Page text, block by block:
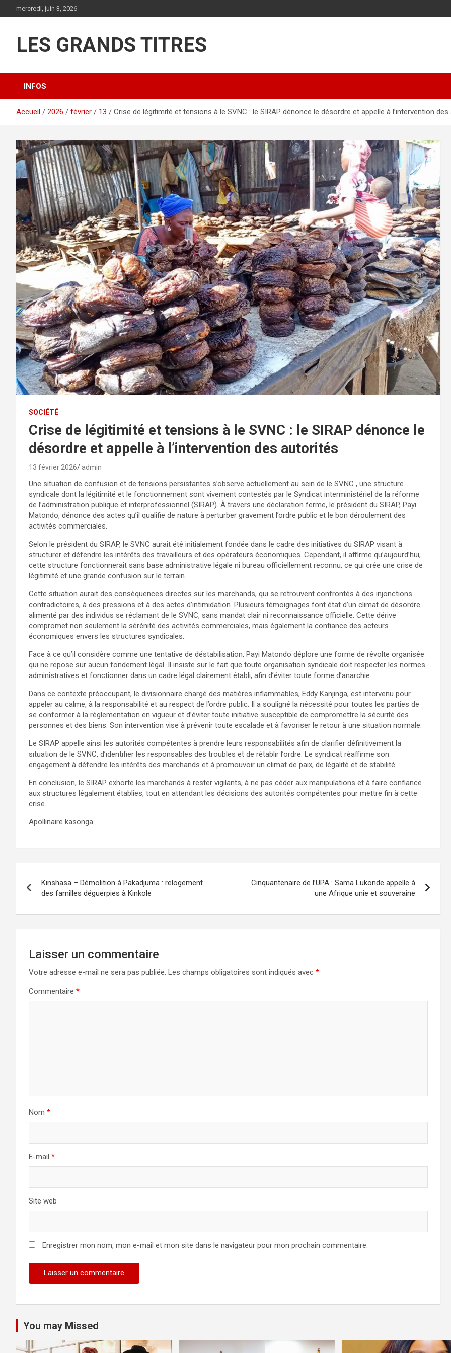
au
mercredi, juin 3, 2026
LES GRANDS TITRES
INFOS
Accueil 2026 février 13 Crise de légitimité et tensions à le SVNC : le SIRAP dénonce le désordre et appelle à l’intervention
SOCIÉTÉ
Crise de légitimité et tensions à le SVNC : le SIRAP dénonce le
désordre et appelle à l’intervention des autorités
13 février 2026 admin
Une situation de confusion et de tensions persistantes s’observe actuellement au sein de le SVNC , une structure
syndicale dont la légitimité et le fonctionnement sont vivement contestés par le Syndicat interministériel de la réforme
de l’administration publique et interprofessionnel (SIRAP). À travers une déclaration ferme, le président du SIRAP, Payi
Matondo, dénonce des actes qu’il qualifie de nature à perturber gravement l’ordre public et le bon déroulement des
activités commerciales.
Selon le président du SIRAP, le SVNC aurait été initialement fondée dans le cadre des initiatives du SIRAP visant à
structurer et défendre les intérêts des travailleurs et des opérateurs économiques. Cependant, il affirme qu’aujourd’hui,
cette structure fonctionnerait sans base administrative légale ni bureau officiellement reconnu, ce qui crée une crise de
légitimité et une grande confusion sur le terrain.
Cette situation aurait des conséquences directes sur les marchands, qui se retrouvent confrontés à des injonctions
contradictoires, à des pressions et à des actes d’intimidation. Plusieurs témoignages font état d’un climat de désordre
alimenté par des individus se réclamant de le SVNC, sans mandat clair ni reconnaissance officielle. Cette dérive
compromet non seulement la sérénité des activités commerciales, mais également la confiance des acteurs
économiques envers les structures syndicales.
Face à ce qu’il considère comme une tentative de déstabilisation, Payi Matondo déplore une forme de révolte organisée
qui ne repose sur aucun fondement légal. Il insiste sur le fait que toute organisation syndicale doit respecter les normes
administratives et fonctionner dans un cadre légal clairement établi, afin d’éviter toute forme d’anarchie.
Dans ce contexte préoccupant, le divisionnaire chargé des matières inflammables, Eddy Kanjinga, est intervenu pour
appeler au calme, à la responsabilité et au respect de l’ordre public. Il a souligné la nécessité pour toutes les parties de
se conformer à la réglementation en vigueur et d’éviter toute initiative susceptible de compromettre la sécurité des
personnes et des biens. Son intervention vise à prévenir toute escalade et à favoriser le retour à une situation normale.
Le SIRAP appelle ainsi les autorités compétentes à prendre leurs responsabilités afin de clarifier définitivement la
situation de le SVNC, d’identifier les responsables des troubles et de rétablir l’ordre. Le syndicat réaffirme son
engagement à défendre les intérêts des marchands et à promouvoir un climat de paix, de légalité et de stabilité.
En conclusion, le SIRAP exhorte les marchands à rester vigilants, à ne pas céder aux manipulations et à faire confiance
aux structures légalement établies, tout en attendant les décisions des autorités compétentes pour mettre fin à cette
crise.
Apollinaire kasonga
de
l’article
Kinshasa – Démolition à Pakadjuma : relogement
des familles déguerpies à Kinkole
Cinquantenaire de l’UPA : Sama Lukonde appelle à
une Afrique unie et souveraine
Laisser un commentaire
Votre adresse e-mail ne sera pas publiée. Les champs obligatoires sont indiqués avec *
Commentaire *
Nom *
E-mail *
Site web
Enregistrer mon nom, mon e-mail et mon site dans le navigateur pour mon prochain commentaire.
You may Missed